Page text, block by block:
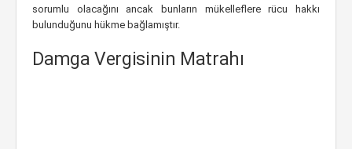
sorumlu olacağını ancak bunların mükelleflere rücu hakkı
bulunduğunu hükme bağlamıştır.
Damga Vergisinin Matrahı